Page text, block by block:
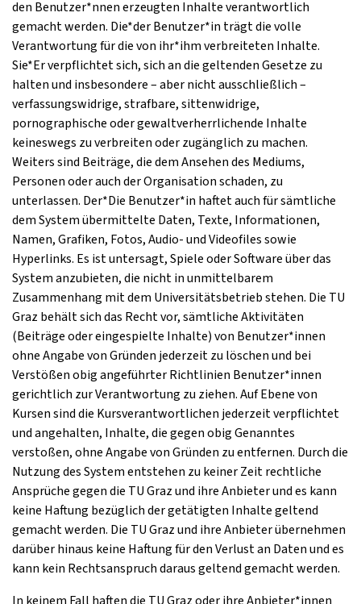
den Benutzer*nnen erzeugten Inhalte verantwortlich
gemacht werden. Die*der Benutzer*in trägt die volle
Verantwortung für die von ihr*ihm verbreiteten Inhalte.
Sie*Er verpflichtet sich, sich an die geltenden Gesetze zu
halten und insbesondere – aber nicht ausschließlich –
verfassungswidrige, strafbare, sittenwidrige,
pornographische oder gewaltverherrlichende Inhalte
keineswegs zu verbreiten oder zugänglich zu machen.
Weiters sind Beiträge, die dem Ansehen des Mediums,
Personen oder auch der Organisation schaden, zu
unterlassen. Der*Die Benutzer*in haftet auch für sämtliche
dem System übermittelte Daten, Texte, Informationen,
Namen, Grafiken, Fotos, Audio- und Videofiles sowie
Hyperlinks. Es ist untersagt, Spiele oder Software über das
System anzubieten, die nicht in unmittelbarem
Zusammenhang mit dem Universitätsbetrieb stehen. Die TU
Graz behält sich das Recht vor, sämtliche Aktivitäten
(Beiträge oder eingespielte Inhalte) von Benutzer*innen
ohne Angabe von Gründen jederzeit zu löschen und bei
Verstößen obig angeführter Richtlinien Benutzer*innen
gerichtlich zur Verantwortung zu ziehen. Auf Ebene von
Kursen sind die Kursverantwortlichen jederzeit verpflichtet
und angehalten, Inhalte, die gegen obig Genanntes
verstoßen, ohne Angabe von Gründen zu entfernen. Durch die
Nutzung des System entstehen zu keiner Zeit rechtliche
Ansprüche gegen die TU Graz und ihre Anbieter und es kann
keine Haftung bezüglich der getätigten Inhalte geltend
gemacht werden. Die TU Graz und ihre Anbieter übernehmen
darüber hinaus keine Haftung für den Verlust an Daten und es
kann kein Rechtsanspruch daraus geltend gemacht werden.
In keinem Fall haften die TU Graz oder ihre Anbieter*innen